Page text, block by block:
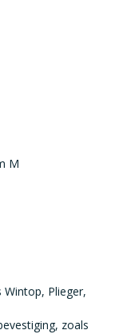
M
Plieger,
zoals